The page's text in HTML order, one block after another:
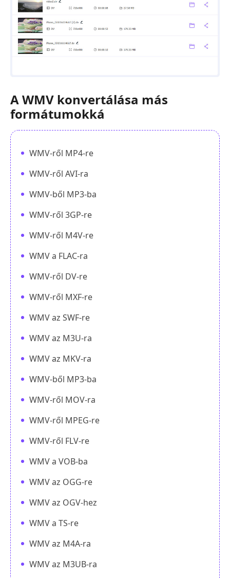
A WMV konvertálása más
formátumokká
WMV-ről MP4-re
WMV-ről AVI-ra
WMV-ből MP3-ba
WMV-ről 3GP-re
WMV-ről M4V-re
WMV a FLAC-ra
WMV-ről DV-re
WMV-ről MXF-re
WMV az SWF-re
WMV az M3U-ra
WMV az MKV-ra
WMV-ből MP3-ba
WMV-ről MOV-ra
WMV-ről MPEG-re
WMV-ről FLV-re
WMV a VOB-ba
WMV az OGG-re
WMV az OGV-hez
WMV a TS-re
WMV az M4A-ra
WMV az M3UB-ra